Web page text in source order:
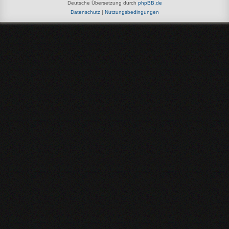
Deutsche Übersetzung durch phpBB.de
Datenschutz| Nutzungsbedingungen